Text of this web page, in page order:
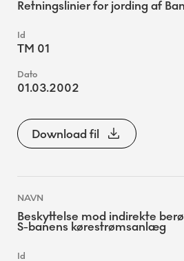
Retningslinier for jording af
TM 01
01.03.2002
Download fil
Beskyttelse mod indirekte
S-banens kørestrømsanlæg